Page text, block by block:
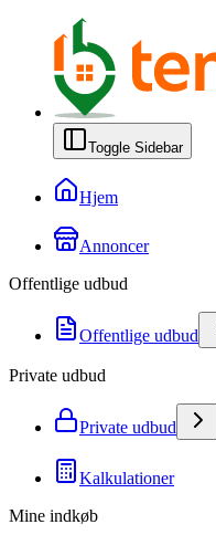
Toggle Sidebar
Hjem
Annoncer
Offentlige udbud
Offentlige udbud
Private udbud
Private udbud
Kalkulationer
Mine indkøb